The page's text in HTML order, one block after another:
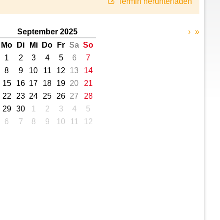
September 2025
Mo
Di Mi Do Fr Sa So
1
2 3 4 5 6
7
8
9 10 11 12 13
14
15
16 17 18 19 20
21
22
23 24 25 26 27
28
29
30 1 2 3 4
5
6
7 8 9 10 11 12
› »